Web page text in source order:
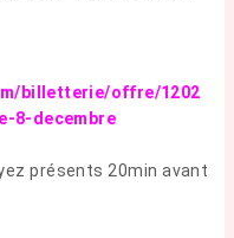
billetterie/offre/1202
8-decembre
présents 20min avant